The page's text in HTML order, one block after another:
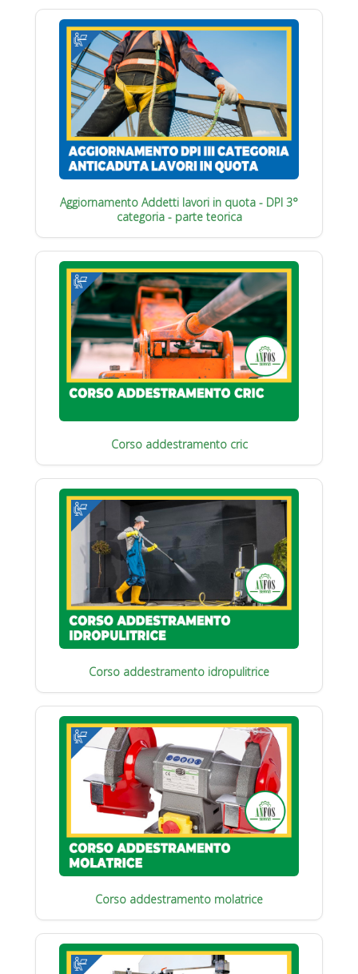
Aggiornamento Addetti lavori in quota - DPI 3°
categoria - parte teorica
Corso addestramento cric
Corso addestramento idropulitrice
Corso addestramento molatrice